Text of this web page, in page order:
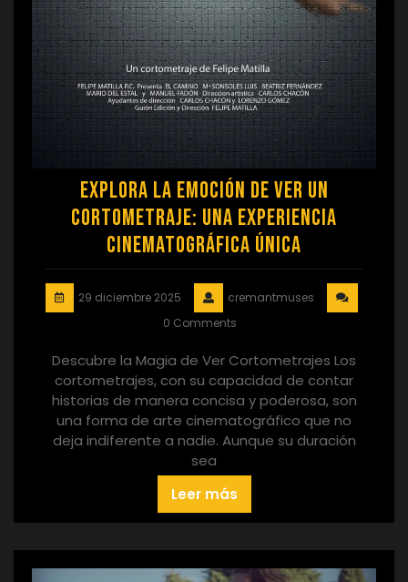
Explora la Emoción de Ver un
Cortometraje: Una Experiencia
Cinematográfica Única
29 diciembre 2025
cremantmuses
0 Comments
Descubre la Magia de Ver Cortometrajes Los
cortometrajes, con su capacidad de contar
historias de manera concisa y poderosa, son
una forma de arte cinematográfico que no
deja indiferente a nadie. Aunque su duración
sea
Leer más